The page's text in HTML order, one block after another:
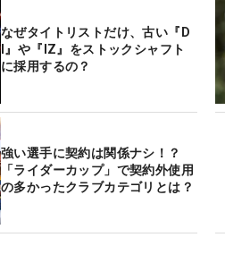
なぜタイトリストだけ、古い『D
I』や『IZ』をストックシャフト
に採用するの？
強い選手に契約は関係ナシ！？
「ライダーカップ」で契約外使用
の多かったクラブカテゴリとは？